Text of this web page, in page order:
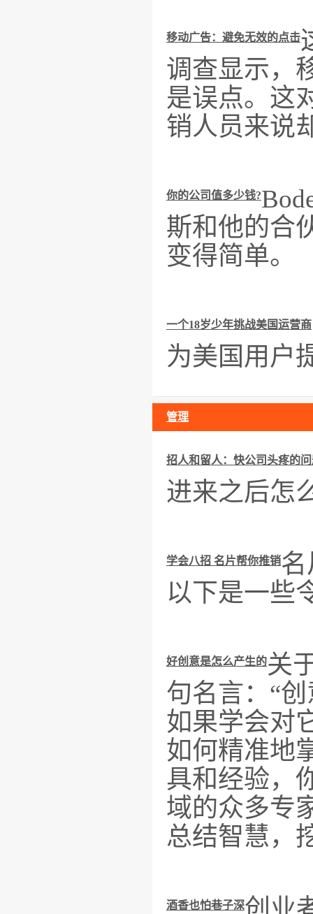
移动广告：避免无效的点击
调查显示，
是误点。这
销人员来说
你的公司值多少钱?
斯和他的合
变得简单。
一个18岁少年挑战美国运营商
为美国用户
管理
招人和留人：快公司头疼的
进来之后怎
学会八招 名片帮你推销
以下是一些
好创意是怎么产生的关
句名言：“
如果学会对
如何精准地
具和经验，
域的众多专
总结智慧，
酒香也怕巷子深